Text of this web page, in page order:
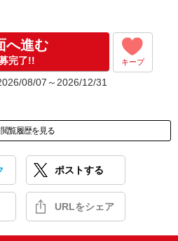
へ進む
完了!! キープ
08/07～2026/12/31
閲覧履歴を見る
ポストする
URLをシェア